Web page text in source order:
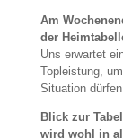
Am
der
Uns erwartet
Topleistung,
Situation
Blick zur
wird wohl in